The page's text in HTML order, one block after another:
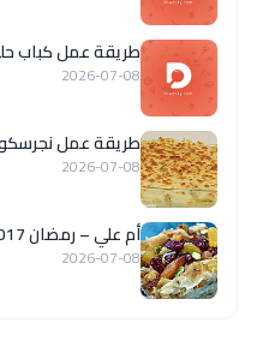
طريقة عمل كباب
2026-07-08
طريقة عمل
2026-07-08
أم علي – رمضان 2017
2026-07-08